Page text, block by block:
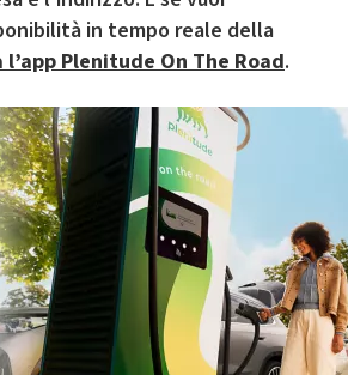
in tempo reale della
l’app Plenitude On The Road.